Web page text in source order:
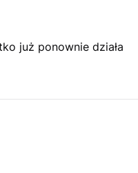
już ponownie działa